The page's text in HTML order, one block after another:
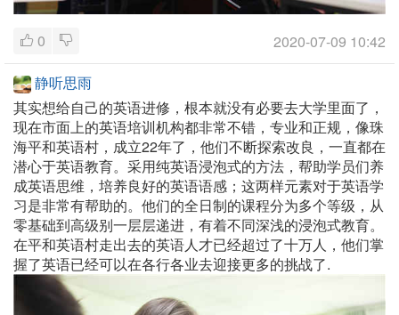
0
2020-07-09 10:42
静听思雨
其实想给自己的英语进修，根本就没有必要去大学里面了，
现在市面上的英语培训机构都非常不错，专业和正规，像珠
海平和英语村，成立22年了，他们不断探索改良，一直都在
潜心于英语教育。采用纯英语浸泡式的方法，帮助学员们养
成英语思维，培养良好的英语语感；这两样元素对于英语学
习是非常有帮助的。他们的全日制的课程分为多个等级，从
零基础到高级别一层层递进，有着不同深浅的浸泡式教育。
在平和英语村走出去的英语人才已经超过了十万人，他们掌
握了英语已经可以在各行各业去迎接更多的挑战了.